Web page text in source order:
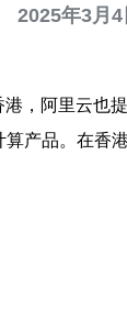
2025年3月4
，阿里云也
产品。在香